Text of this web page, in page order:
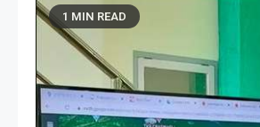
1 MIN READ